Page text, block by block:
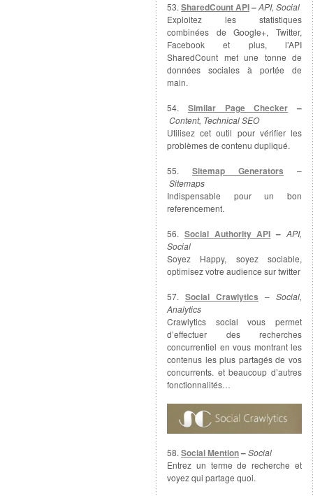
53. SharedCount API–API, Social
Exploitez les statistiques
combinées de Google+, Twitter,
Facebook et plus, l’API
SharedCount met une tonne de
données sociales à portée de
main.
54. Similar Page Checker –
Content, Technical SEO
Utilisez cet outil pour vérifier les
problèmes de contenu dupliqué.
55. Sitemap Generators –
Sitemaps
Indispensable pour un bon
referencement.
56. Social Authority API –API,
Social
Soyez Happy, soyez sociable,
optimisez votre audience sur twitter
57. Social Crawlytics – Social,
Analytics
Crawlytics social vous permet
d’effectuer des recherches
concurrentiel en vous montrant les
contenus les plus partagés de vos
concurrents. et beaucoup d’autres
fonctionnalités…
58.Social Mention–Social
Entrez un terme de recherche et
voyez qui partage quoi.